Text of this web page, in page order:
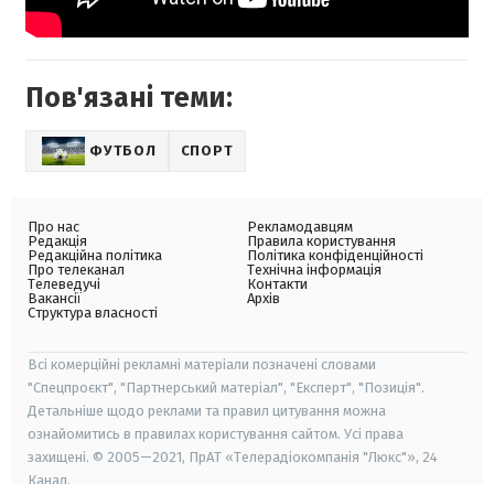
Пов'язані теми:
ФУТБОЛ СПОРТ
Про нас
Редакція
Редакційна політика
Про телеканал
Телеведучі
Вакансії
Структура власності
Рекламодавцям
Правила користування
Політика конфіденційності
Технічна інформація
Контакти
Архів
Всі комерційні рекламні матеріали позначені словами
"Спецпроєкт", "Партнерський матеріал", "Експерт", "Позиція".
Детальніше щодо реклами та правил цитування можна
ознайомитись в правилах користування сайтом. Усі права
захищені. © 2005—2021, ПрАТ «Телерадіокомпанія "Люкс"», 24
Канал.